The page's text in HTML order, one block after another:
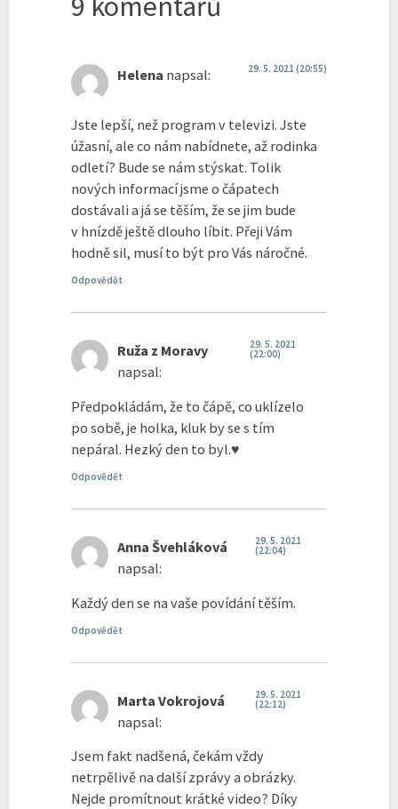
Helena napsal: 29. 5. 2021 (20:55)
Jste lepší, než program v televizi. Jste
úžasní, ale co nám nabídnete, až rodinka
odletí? Bude se nám stýskat. Tolik
nových informací jsme o čápatech
dostávali a já se těším, že se jim bude
v hnízdě ještě dlouho líbit. Přeji Vám
hodně sil, musí to být pro Vás náročné.
Odpovědět
Ruža z Moravy
napsal:
29. 5. 2021
(22:00)
Předpokládám, že to čápě, co uklízelo
po sobě, je holka, kluk by se s tím
nepáral. Hezký den to byl.♥
Odpovědět
Anna Švehláková
napsal:
29. 5. 2021
(22:04)
Každý den se na vaše povídání těším.
Odpovědět
Marta Vokrojová
napsal:
29. 5. 2021
(22:12)
Jsem fakt nadšená, čekám vždy
netrpělivě na další zprávy a obrázky.
Nejde promítnout krátké video? Díky